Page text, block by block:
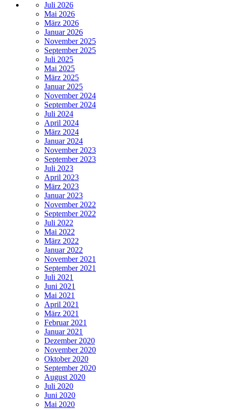
Juli 2026
Mai 2026
März 2026
Januar 2026
November 2025
September 2025
Juli 2025
Mai 2025
März 2025
Januar 2025
November 2024
September 2024
Juli 2024
April 2024
März 2024
Januar 2024
November 2023
September 2023
Juli 2023
April 2023
März 2023
Januar 2023
November 2022
September 2022
Juli 2022
Mai 2022
März 2022
Januar 2022
November 2021
September 2021
Juli 2021
Juni 2021
Mai 2021
April 2021
März 2021
Februar 2021
Januar 2021
Dezember 2020
November 2020
Oktober 2020
September 2020
August 2020
Juli 2020
Juni 2020
Mai 2020